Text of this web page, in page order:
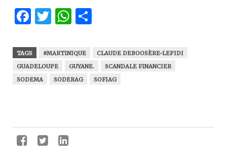
Facebook
Twitter
WhatsApp
TAGS #MARTINIQUE
CLAUDE DEBOOSÈRE-LEPIDI
GUADELOUPE
GUYANE.
SCANDALE FINANCIER
SODEMA
SODERAG SOFIAG